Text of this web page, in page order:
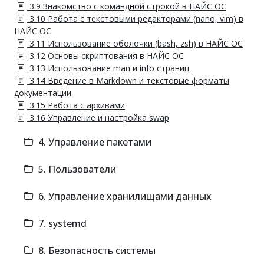
3.9 Знакомство с командной строкой в НАЙС ОС
3.10 Работа с текстовыми редакторами (nano, vim) в
НАЙС ОС
3.11 Использование оболочки (bash, zsh) в НАЙС ОС
3.12 Основы скриптования в НАЙС ОС
3.13 Использование man и info страниц
3.14 Введение в Markdown и текстовые форматы
документации
3.15 Работа с архивами
3.16 Управление и настройка swap
4. Управление пакетами
5. Пользователи
6. Управление хранилищами данных
7. systemd
8. Безопасность системы